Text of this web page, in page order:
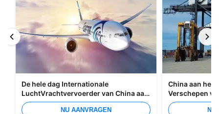
De hele dag Internationale
LuchtVrachtvervoerder van China aan
Manilla
NU AANVRAGEN
China aan het
Verschepen
Overzees
NU